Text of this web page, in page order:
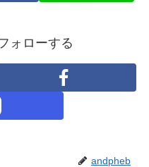
ォローする
andpheb